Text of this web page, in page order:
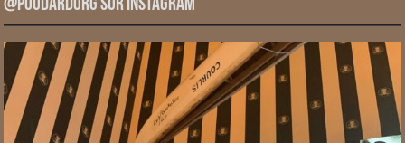
@PoudardOrg sur Instagram